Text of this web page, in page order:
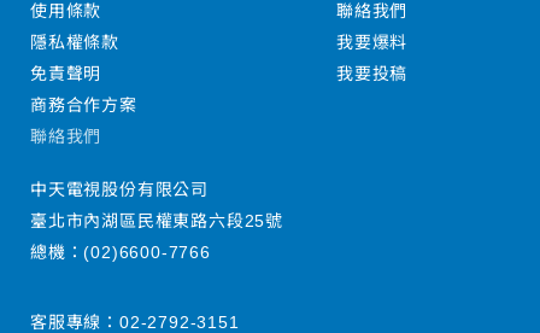
使用條款
隱私權條款
免責聲明
商務合作方案
聯絡我們
我要爆料
我要投稿
聯絡我們
中天電視股份有限公司
臺北市內湖區民權東路六段25號
總機：(02)6600-7766
客服專線： 02-2792-3151